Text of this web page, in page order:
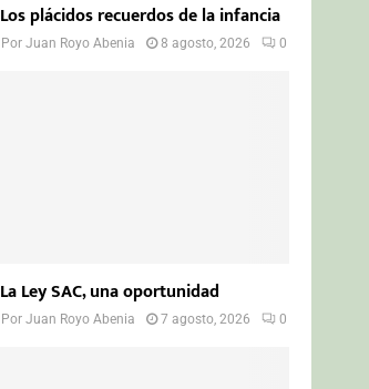
Los plácidos recuerdos de la infancia
PorJuan Royo Abenia 8 agosto, 2026 0
La Ley SAC, una oportunidad
PorJuan Royo Abenia 7 agosto, 2026 0